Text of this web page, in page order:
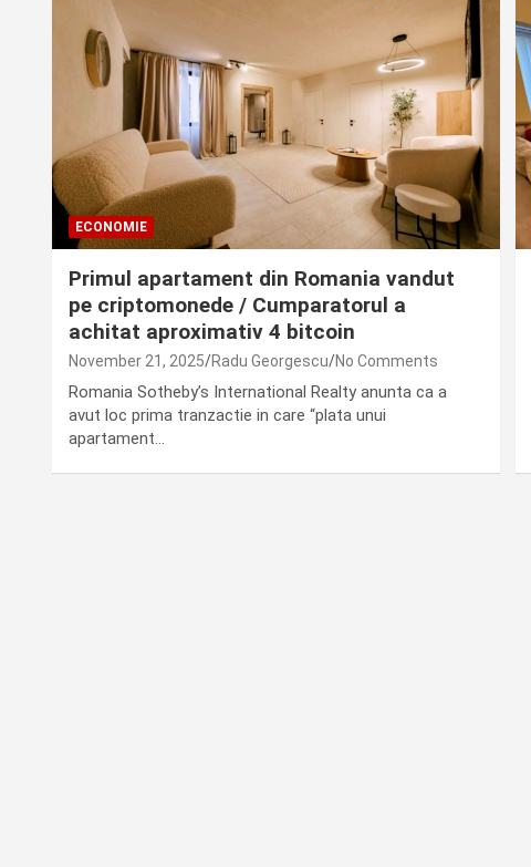
ECONOMIE
Primul apartament din Romania vandut
pe criptomonede / Cumparatorul a
achitat aproximativ 4 bitcoin
November 21, 2025 Radu Georgescu No Comments
Romania Sotheby’s International Realty anunta ca a
avut loc prima tranzactie in care “plata unui
apartament…